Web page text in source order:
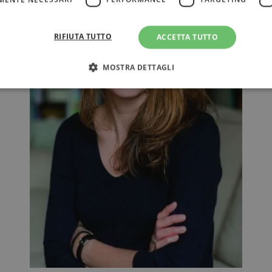
ACCETTA TUTTO
RIFIUTA TUTTO
MOSTRA DETTAGLI
Strettamente necessari Performance Targeting Terze parti
consentono le funzionalità principali del sito web come l'accesso dell'utente e la
correttamente senza i cookie strettamente necessari.
Descrizione
Automattic
.illibraio.it
WordPress imposta questo cookie quando accedi
consentire o rifiutare i cookie.
.illibraio.it Sessione
Usato per gestire la sessione degli utenti loggati sul
.illibraio.it Sessione
Usato per gestire la sessione degli utenti loggati sul
CookieScript
1 mese Memorizza lo stato del consenso ai cookie